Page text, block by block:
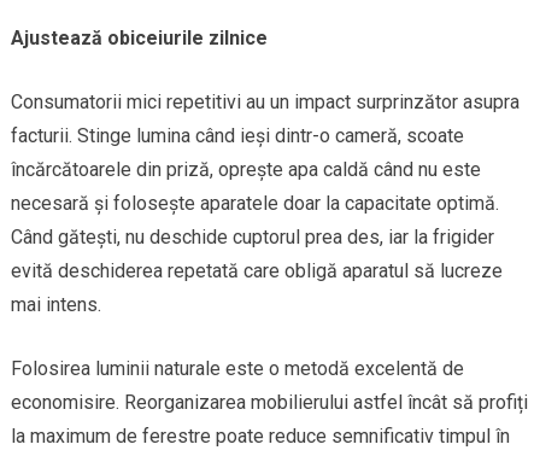
Ajustează obiceiurile zilnice
Consumatorii mici repetitivi au un impact surprinzător asupra
facturii. Stinge lumina când ieși dintr-o cameră, scoate
încărcătoarele din priză, oprește apa caldă când nu este
necesară și folosește aparatele doar la capacitate optimă.
Când gătești, nu deschide cuptorul prea des, iar la frigider
evită deschiderea repetată care obligă aparatul să lucreze
mai intens.
Folosirea luminii naturale este o metodă excelentă de
economisire. Reorganizarea mobilierului astfel încât să profiți
la maximum de ferestre poate reduce semnificativ timpul în